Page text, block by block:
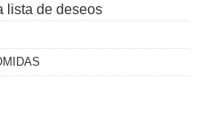
lista de deseos